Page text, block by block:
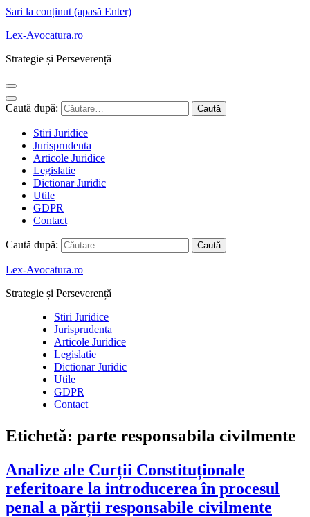
Sari la conținut (apasă Enter)
Lex-Avocatura.ro
Strategie și Perseverență
Caută după:
Stiri Juridice
Jurisprudenta
Articole Juridice
Legislatie
Dictionar Juridic
Utile
GDPR
Contact
Caută după:
Lex-Avocatura.ro
Strategie și Perseverență
Stiri Juridice
Jurisprudenta
Articole Juridice
Legislatie
Dictionar Juridic
Utile
GDPR
Contact
Etichetă: parte responsabila civilmente
Analize ale Curții Constituționale
referitoare la introducerea în procesul
penal a părții responsabile civilmente